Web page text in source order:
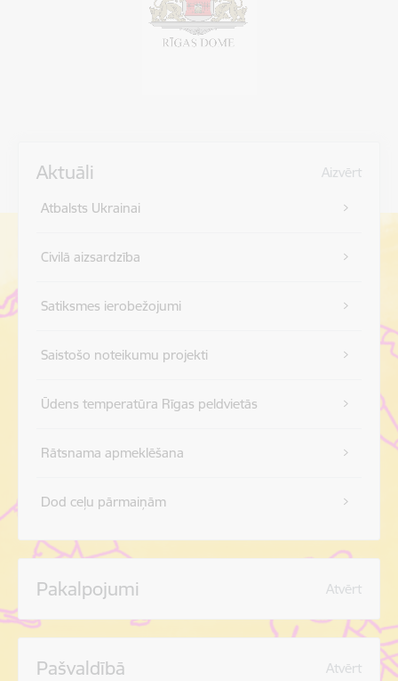
Aktuāli Aizvērt
Atbalsts Ukrainai
Civilā aizsardzība
Satiksmes ierobežojumi
Saistošo noteikumu projekti
Ūdens temperatūra Rīgas peldvietās
Rātsnama apmeklēšana
Dod ceļu pārmaiņām
Pakalpojumi Atvērt
Pašvaldībā Atvērt